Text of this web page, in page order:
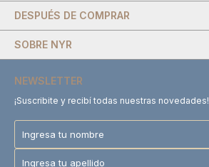
DESPUÉS DE COMPRAR
SOBRE NYR
NEWSLETTER
¡Suscribite y recibí todas nuestras novedades!